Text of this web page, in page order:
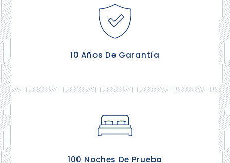
10 Años De Garantía
Tus 3650 noches de descanso están aseguradas,
contra defectos de fábrica.
100 Noches De Prueba
Tienes 100 noches Gratis para probar tu nuevo